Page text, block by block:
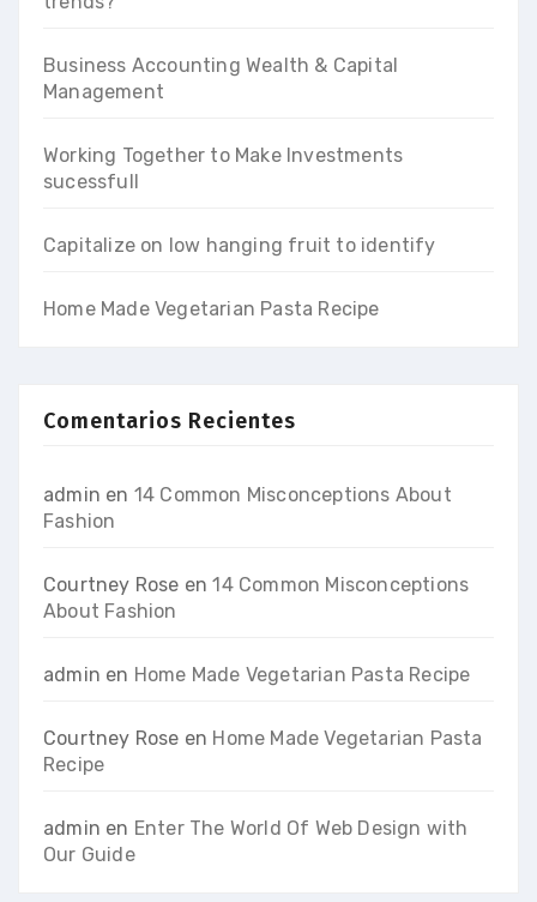
Business Accounting Wealth & Capital
Management
Working Together to Make Investments
sucessfull
Capitalize on low hanging fruit to identify
Home Made Vegetarian Pasta Recipe
Comentarios Recientes
admin en 14 Common Misconceptions About
Fashion
Courtney Rose en14 Common Misconceptions
About Fashion
admin en Home Made Vegetarian Pasta Recipe
Courtney Rose en Home Made Vegetarian Pasta
Recipe
admin en Enter The World Of Web Design with
Our Guide